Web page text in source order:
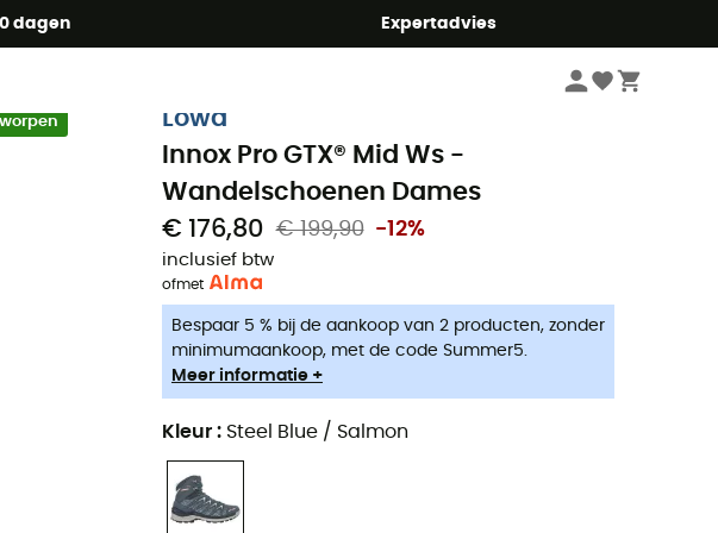
dagen Expertadvies
met code Summer5
Trekkingschoenen dames
Lowa
Innox Pro GTX® Mid Ws -
Wandelschoenen Dames
€ 176,80 € 199,90 -12%
inclusief btw
ofmet
Bespaar 5 % bij de aankoop van 2 producten, zonder
minimumaankoop, met de code Summer5.
Meer informatie +
Kleur : Steel Blue / Salmon